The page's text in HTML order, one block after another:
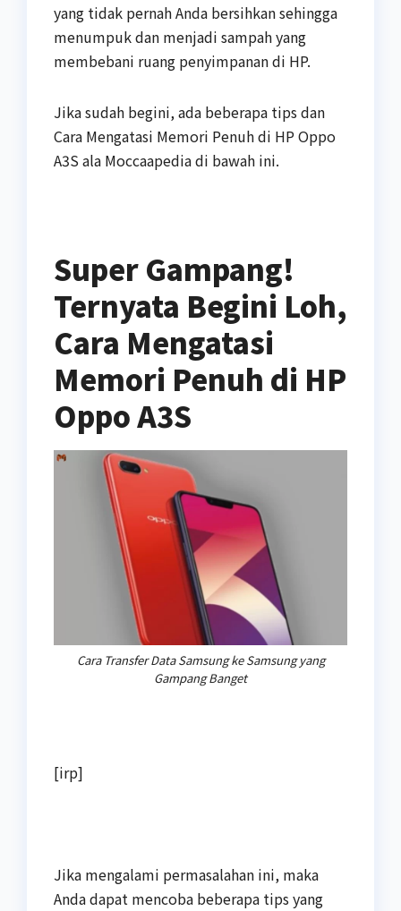
yang tidak pernah Anda bersihkan sehingga
menumpuk dan menjadi sampah yang
membebani ruang penyimpanan di HP.
Jika sudah begini, ada beberapa tips dan
Cara Mengatasi Memori Penuh di HP Oppo
A3S ala Moccaapedia di bawah ini.
Super Gampang!
Ternyata Begini Loh,
Cara Mengatasi
Memori Penuh di HP
Oppo A3S
Cara Transfer Data Samsung ke Samsung yang
Gampang Banget
[irp]
Jika mengalami permasalahan ini, maka
Anda dapat mencoba beberapa tips yang